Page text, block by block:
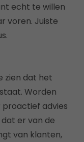
echt te willen
voren. Juiste
zien dat het
Worden
advies
er van de
van klanten,